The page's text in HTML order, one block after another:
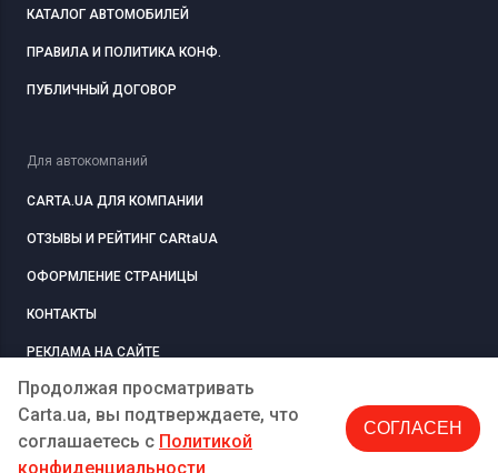
Продолжая просматривать
Carta.ua, вы подтверждаете, что
соглашаетесь c Политикой
конфиденциальности
СОГЛАСЕН
КАТАЛОГ АВТОМОБИЛЕЙ
ПРАВИЛА И ПОЛИТИКА КОНФ.
ПУБЛИЧНЫЙ ДОГОВОР
Для автокомпаний
CARTA.UA ДЛЯ КОМПАНИИ
ОТЗЫВЫ И РЕЙТИНГ CARtaUA
ОФОРМЛЕНИЕ СТРАНИЦЫ
КОНТАКТЫ
РЕКЛАМА НА САЙТЕ
РЕГИСТРАЦИЯ КОМПАНИЮ